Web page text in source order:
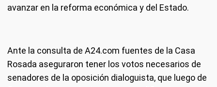
avanzar en la reforma económica y del Estado.
Ante la consulta de A24.com fuentes de la Casa
Rosada aseguraron tener los votos necesarios de
senadores de la oposición dialoguista, que luego de